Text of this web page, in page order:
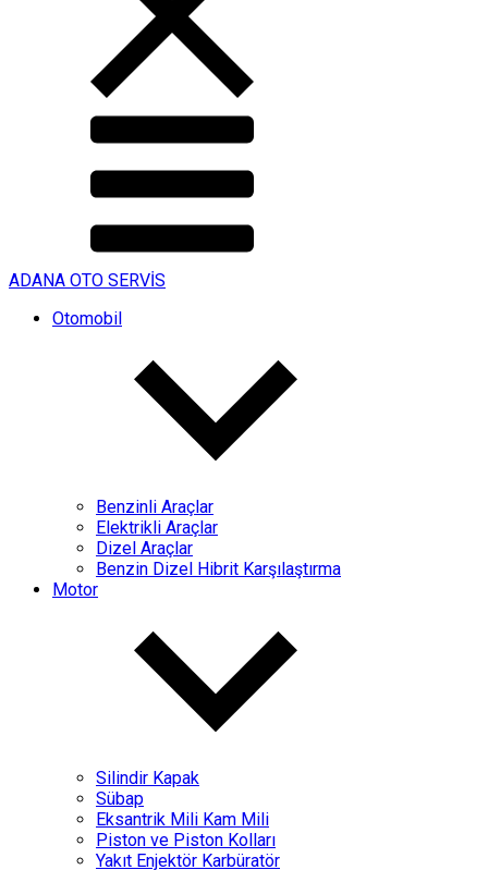
ADANA OTO SERVİS
Otomobil
Benzinli Araçlar
Elektrikli Araçlar
Dizel Araçlar
Benzin Dizel Hibrit Karşılaştırma
Motor
Silindir Kapak
Sübap
Eksantrik Mili Kam Mili
Piston ve Piston Kolları
Yakıt Enjektör Karbüratör